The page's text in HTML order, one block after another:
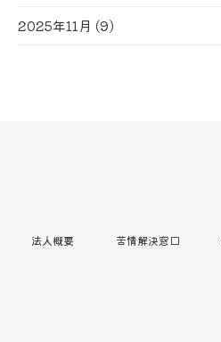
2025年11月 (9)
法人概要 苦情解決窓口